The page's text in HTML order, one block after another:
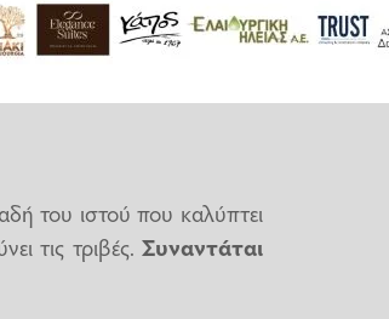
του ιστού που καλύπτει
τις τριβές. Συναντάται